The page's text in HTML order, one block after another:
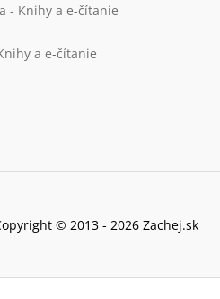
- Knihy a e-čítanie
a e-čítanie
© 2013 - 2026 Zachej.sk